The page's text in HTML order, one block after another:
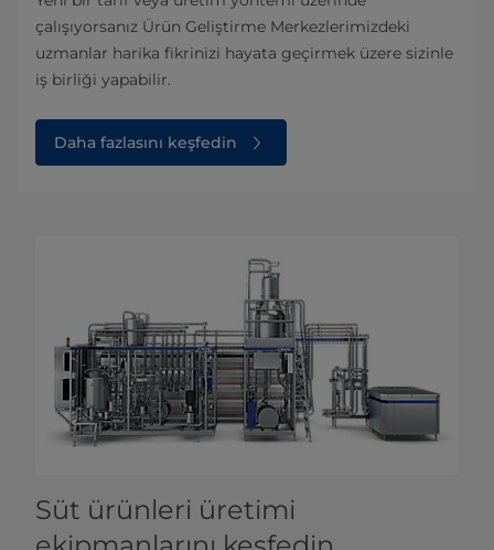
çalışıyorsanız Ürün Geliştirme Merkezlerimizdeki
uzmanlar harika fikrinizi hayata geçirmek üzere sizinle
iş birliği yapabilir.
Daha fazlasını keşfedin
Süt ürünleri üretimi